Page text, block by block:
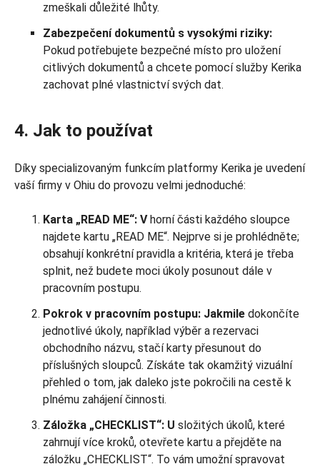
zmeškali důležité lhůty.
Zabezpečení dokumentů s vysokými riziky:
Pokud potřebujete bezpečné místo pro uložení
citlivých dokumentů a chcete pomocí služby Kerika
zachovat plné vlastnictví svých dat.
4. Jak to používat
Díky specializovaným funkcím platformy Kerika je uvedení
vaší firmy v Ohiu do provozu velmi jednoduché:
Karta „READ ME“: V horní části každého sloupce
najdete kartu „READ ME“. Nejprve si je prohlédněte;
obsahují konkrétní pravidla a kritéria, která je třeba
splnit, než budete moci úkoly posunout dále v
pracovním postupu.
Pokrok v pracovním postupu: Jakmile dokončíte
jednotlivé úkoly, například výběr a rezervaci
obchodního názvu, stačí karty přesunout do
příslušných sloupců. Získáte tak okamžitý vizuální
přehled o tom, jak daleko jste pokročili na cestě k
plnému zahájení činnosti.
Záložka „CHECKLIST“: U složitých úkolů, které
zahrnují více kroků, otevřete kartu a přejděte na
záložku „CHECKLIST“. To vám umožní spravovat